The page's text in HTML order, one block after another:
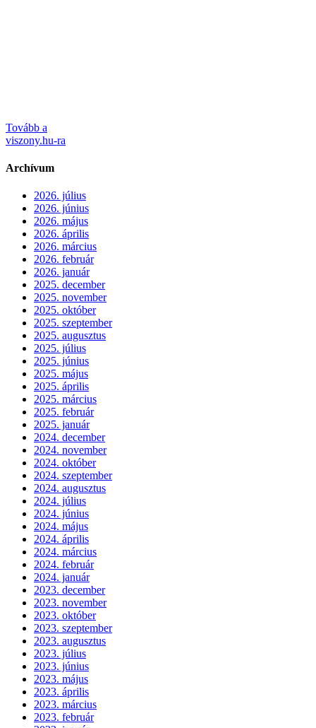
Tovább a
viszony.hu-ra
Archívum
2026. július
2026. június
2026. május
2026. április
2026. március
2026. február
2026. január
2025. december
2025. november
2025. október
2025. szeptember
2025. augusztus
2025. július
2025. június
2025. május
2025. április
2025. március
2025. február
2025. január
2024. december
2024. november
2024. október
2024. szeptember
2024. augusztus
2024. július
2024. június
2024. május
2024. április
2024. március
2024. február
2024. január
2023. december
2023. november
2023. október
2023. szeptember
2023. augusztus
2023. július
2023. június
2023. május
2023. április
2023. március
2023. február